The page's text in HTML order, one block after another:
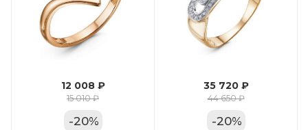
12 008 ₽
15 010 ₽
-20%
Вес драгметалла
Марка (бренд)
Дельта
Цвет золота
КРАС
35 720 ₽
44 650 ₽
-20%